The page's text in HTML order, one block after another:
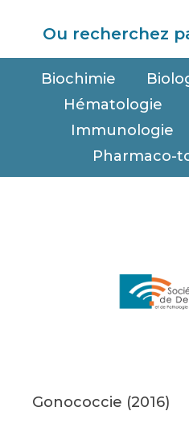
Ou recherchez
Biochimie
Hématologie
Immunologie
Pharmaco-
Gonococcie (2016)